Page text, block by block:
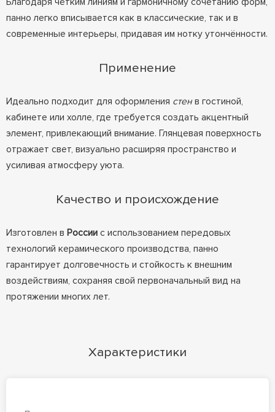
Благодаря чётким линиям и гармоничному сочетанию форм,
панно легко вписывается как в классические, так и в
современные интерьеры, придавая им нотку утончённости.
Применение
Идеально подходит для оформления стенв гостиной,
кабинете или холле, где требуется создать акцентный
элемент, привлекающий внимание. Глянцевая поверхность
отражает свет, визуально расширяя пространство и
усиливая атмосферу уюта.
Качество и происхождение
Изготовлен в Россиис использованием передовых
технологий керамического производства, панно
гарантирует долговечность и стойкость к внешним
воздействиям, сохраняя свой первоначальный вид на
протяжении многих лет.
Характеристики